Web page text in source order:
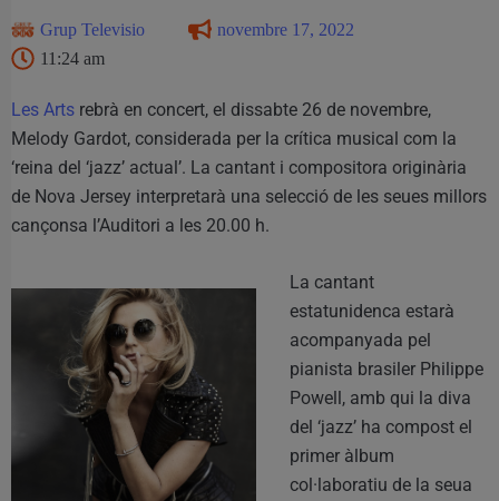
Grup Televisio
novembre 17, 2022
11:24 am
Les Arts rebrà en concert, el dissabte 26 de novembre,
Melody Gardot, considerada per la crítica musical com la
‘reina del ‘jazz’ actual’. La cantant i compositora originària
de Nova Jersey interpretarà una selecció de les seues millors
cançonsa l’Auditori a les 20.00 h.
La cantant
estatunidenca estarà
acompanyada pel
pianista brasiler Philippe
Powell, amb qui la diva
del ‘jazz’ ha compost el
primer àlbum
col·laboratiu de la seua